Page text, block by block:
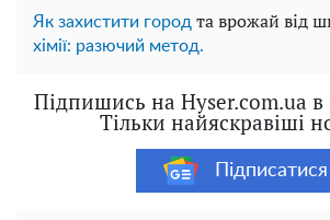
Як захистити город та врожай від
хімії: разючий метод.
Підпишись на Hyser.com.ua в
Тільки найяскравіші
Підписатися